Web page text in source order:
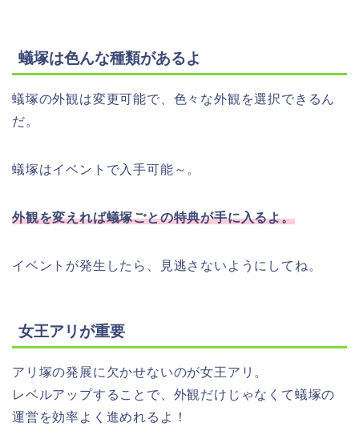
蟻塚は色んな種類があるよ
蟻塚の外観は変更可能で、色々な外観を選択できるん
だ。
蟻塚はイベントで入手可能～。
外観を変えれば蟻塚ごとの特典が手に入るよ。
イベントが発生したら、見逃さないようにしてね。
女王アリが重要
アリ塚の発展に欠かせないのが女王アリ。
レベルアップすることで、外観だけじゃなくて蟻塚の
運営を効率よく進めれるよ！